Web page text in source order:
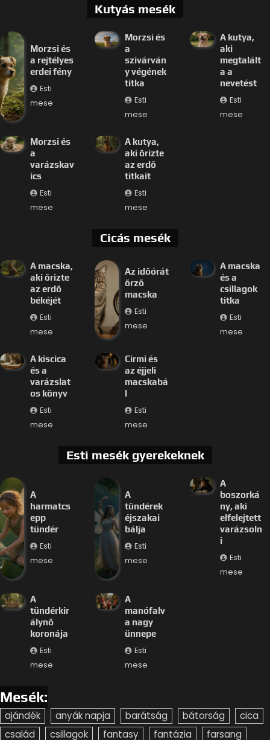
Kutyás mesék
Morzsi és
a rejtélyes
erdei fény
Esti
mese
Morzsi és
a
szivárván
y végének
titka
Esti
mese
A kutya,
aki
megtalált
a a
nevetést
Esti
mese
Morzsi és
a
varázskav
ics
Esti
mese
A kutya,
aki őrizte
az erdő
titkait
Esti
mese
Cicás mesék
A macska,
aki őrizte
az erdő
békéjét
Esti
mese
Az időórát
őrző
macska
Esti
mese
A macska
és a
csillagok
titka
Esti
mese
A kiscica
és a
varázslat
os könyv
Esti
mese
Cirmi és
az éjjeli
macskabá
l
Esti
mese
Esti mesék gyerekeknek
A
harmatcs
epp
tündér
Esti
mese
A
tündérek
éjszakai
bálja
Esti
mese
A
boszorká
ny, aki
elfelejtett
varázsoln
i
Esti
mese
A
tündérkir
álynő
koronája
Esti
mese
A
manófalv
a nagy
ünnepe
Esti
mese
Mesék:
ajándék anyák napja barátság bátorság
cica
család
csillagok fantasy fantázia
farsang